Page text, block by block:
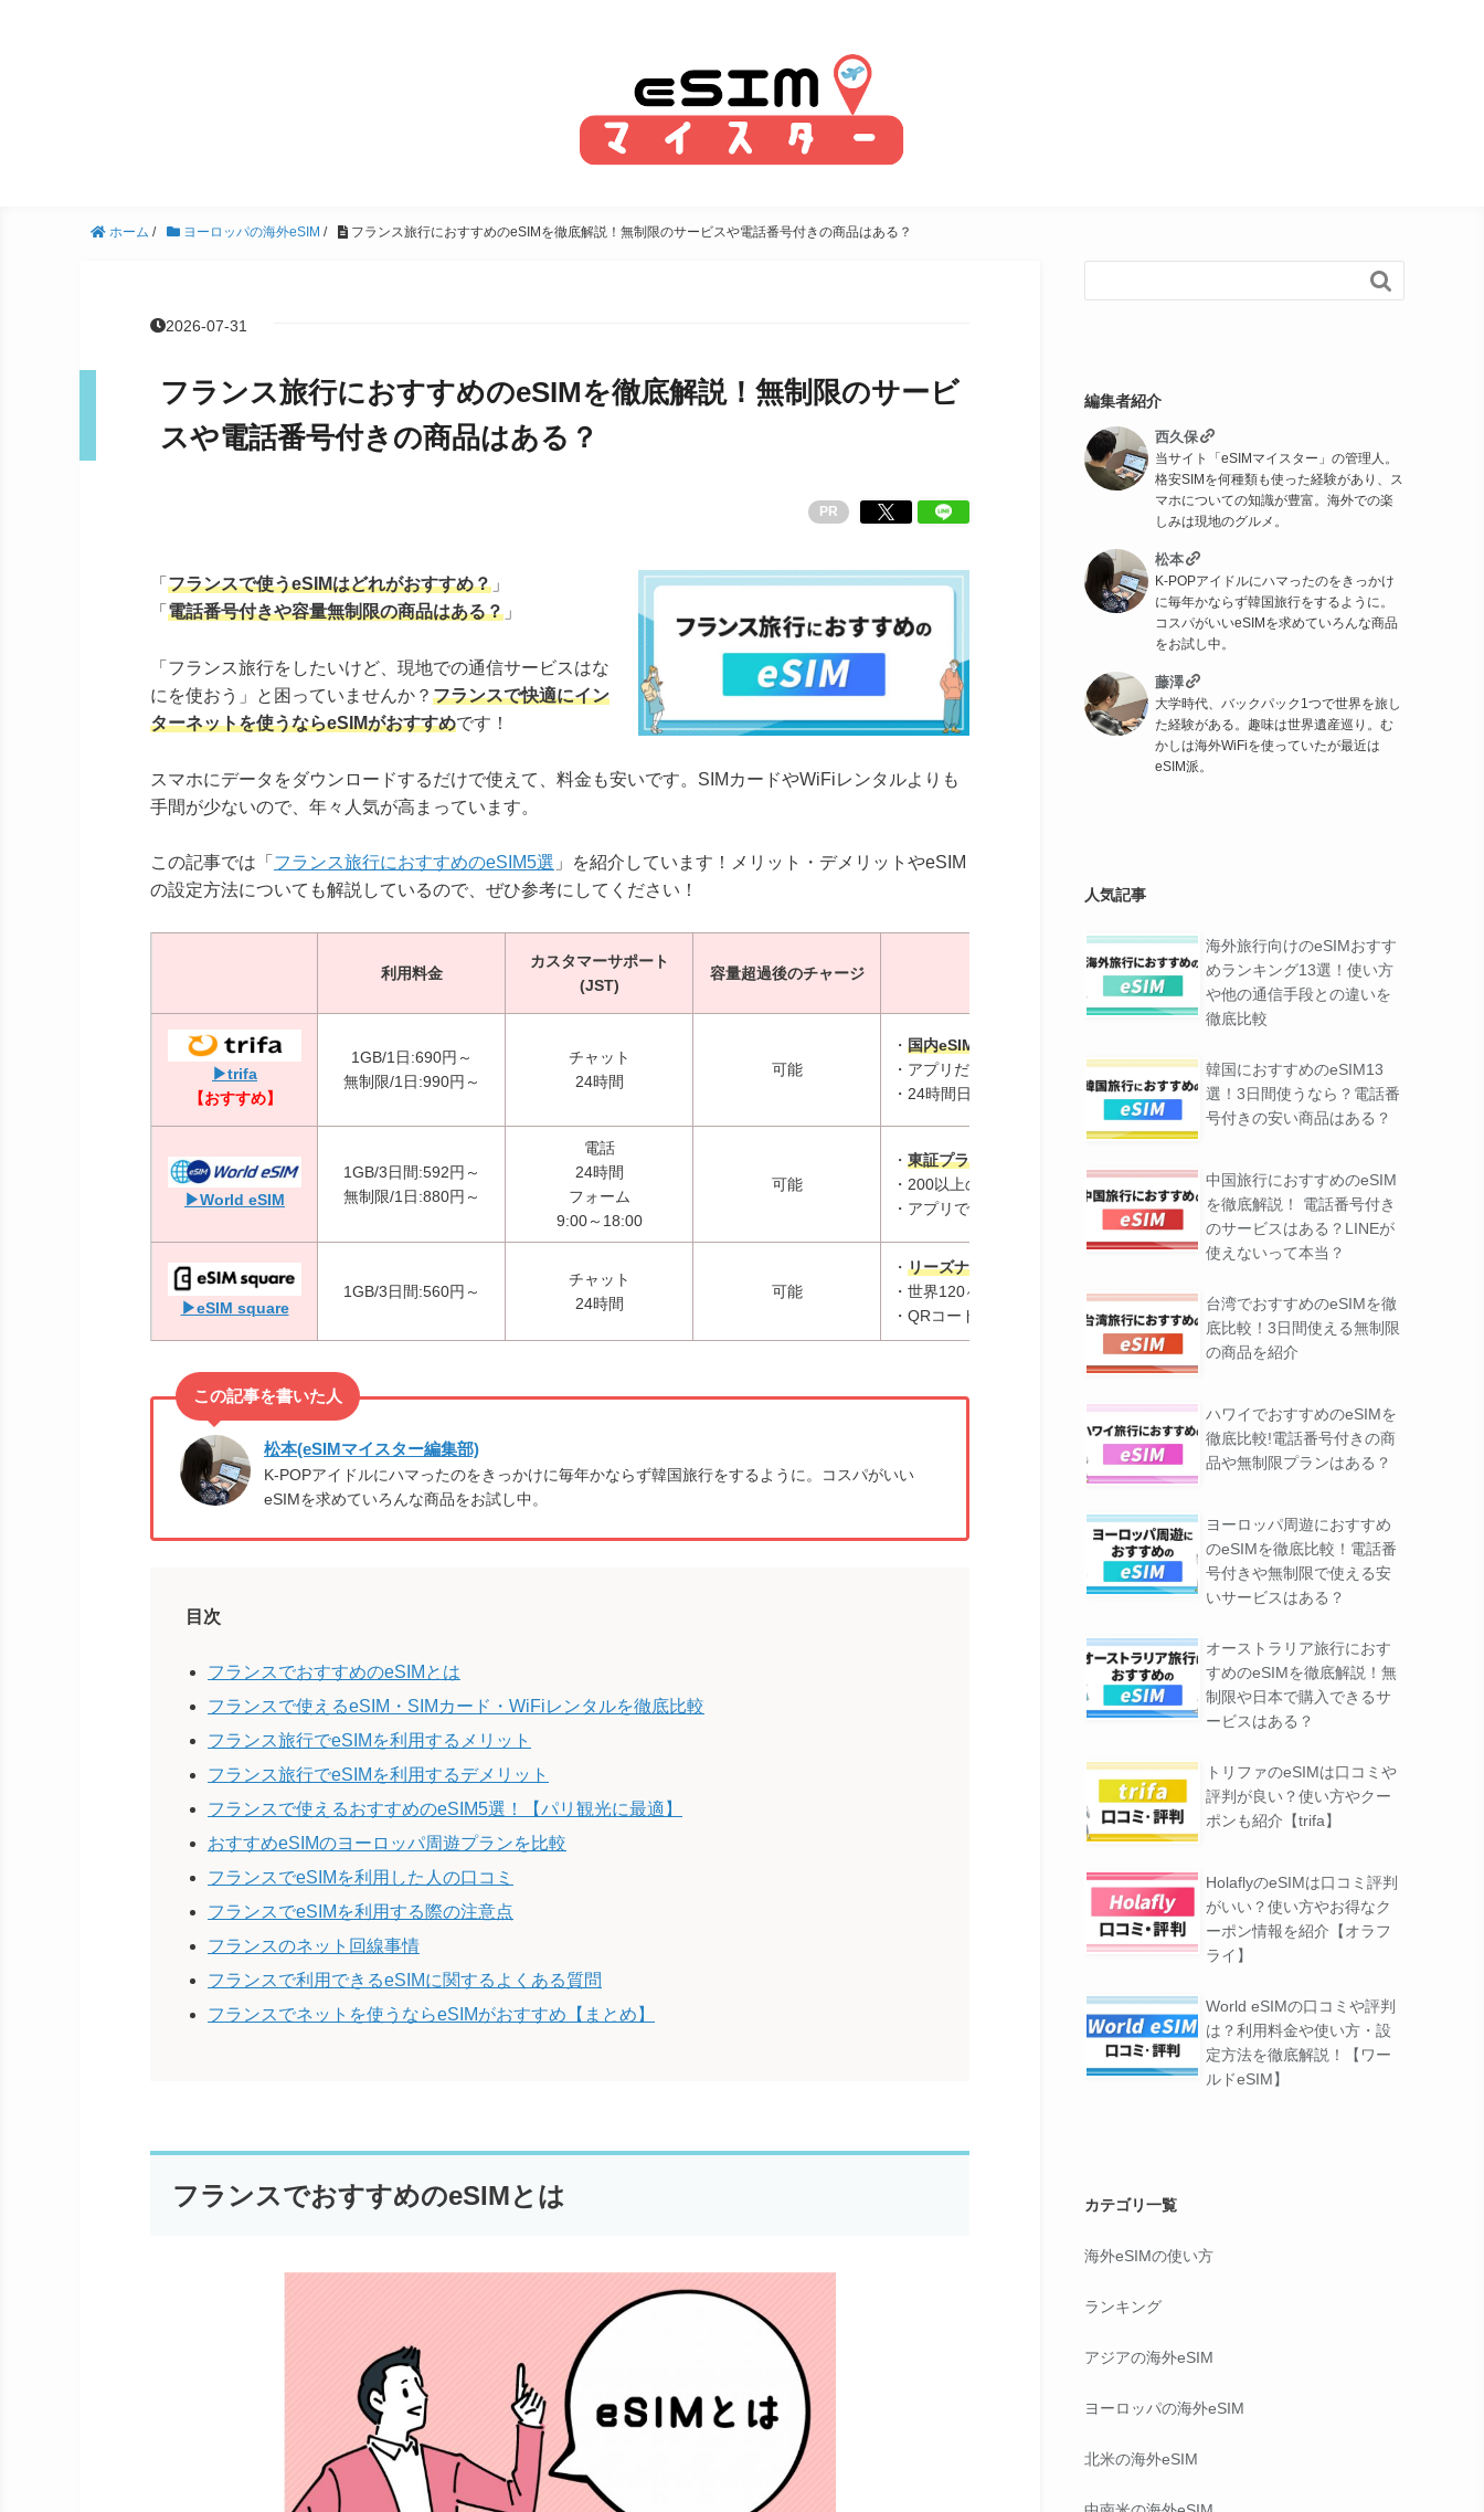
ホーム / ヨーロッパの海外eSIM / フランス旅行におすすめのeSIMを徹底解説！無制限のサービスや電話番号付きの商品はある？
2026-07-31
フランス旅行におすすめのeSIMを徹底解説！無制限のサービ
スや電話番号付きの商品はある？
PR
「 フランスで使うeSIMはどれがおすすめ？ 」
「 電話番号付きや容量無制限の商品はある？ 」
「フランス旅行をしたいけど、現地での通信サービスはな
にを使おう」と困っていませんか？ フランスで快適にイン
ターネットを使うならeSIMがおすすめです！
スマホにデータをダウンロードするだけで使えて、料金も安いです。SIMカードやWiFiレンタルよりも
手間が少ないので、年々人気が高まっています。
この記事では「 フランス旅行におすすめのeSIM5選 」を紹介しています！メリット・デメリットやeSIM
の設定方法についても解説しているので、ぜひ参考にしてください！
利用料金
カスタマーサポート
(JST)
容量超過後のチャージ 公式サイト
▶trifa
【おすすめ】
1GB/1日:690円～
無制限/1日:990円～
チャット
24時間
可能
・ 国内eSIMアプリDL数No.1
・アプリだけで簡単手続き
・24時間日本語サポート
DLはこちら
▶World eSIM
1GB/3日間:592円～
無制限/1日:880円～
電話
24時間
フォーム
9:00～18:00
可能
・ 東証プライム企業が運営
・200以上の国と地域に対応
・アプリで容量管理ができる
公式サイトはこちら
▶eSIM square
1GB/3日間:560円～
チャット
24時間
可能
・ リーズナブルな料金設定
・世界120ヶ国で使える
・QRコード決済で購入可能
松本(eSIMマイスター編集部)
K-POPアイドルにハマったのをきっかけに毎年かならず韓国旅行をするように。コスパがいい
eSIMを求めていろんな商品をお試し中。
目次
フランスでおすすめのeSIMとは
フランスで使えるeSIM・SIMカード・WiFiレンタルを徹底比較
フランス旅行でeSIMを利用するメリット
フランス旅行でeSIMを利用するデメリット
フランスで使えるおすすめのeSIM5選！【パリ観光に最適】
おすすめeSIMのヨーロッパ周遊プランを比較
フランスでeSIMを利用した人の口コミ
フランスでeSIMを利用する際の注意点
フランスのネット回線事情
フランスで利用できるeSIMに関するよくある質問
フランスでネットを使うならeSIMがおすすめ【まとめ】
フランスでおすすめのeSIMとは

編集者紹介
西久保
当サイト「eSIMマイスター」の管理人。
格安SIMを何種類も使った経験があり、ス
マホについての知識が豊富。海外での楽
しみは現地のグルメ。
松本
K-POPアイドルにハマったのをきっかけ
に毎年かならず韓国旅行をするように。
コスパがいいeSIMを求めていろんな商品
をお試し中。
藤澤
大学時代、バックパック1つで世界を旅し
た経験がある。趣味は世界遺産巡り。む
かしは海外WiFiを使っていたが最近は
eSIM派。
人気記事
海外旅行向けのeSIMおすす
めランキング13選！使い方
や他の通信手段との違いを
徹底比較
韓国におすすめのeSIM13
選！3日間使うなら？電話番
号付きの安い商品はある？
中国旅行におすすめのeSIM
を徹底解説！ 電話番号付き
のサービスはある？LINEが
使えないって本当？
台湾でおすすめのeSIMを徹
底比較！3日間使える無制限
の商品を紹介
ハワイでおすすめのeSIMを
徹底比較!電話番号付きの商
品や無制限プランはある？
ヨーロッパ周遊におすすめ
のeSIMを徹底比較！電話番
号付きや無制限で使える安
いサービスはある？
オーストラリア旅行におす
すめのeSIMを徹底解説！無
制限や日本で購入できるサ
ービスはある？
トリファのeSIMは口コミや
評判が良い？使い方やクー
ポンも紹介【trifa】
HolaflyのeSIMは口コミ評判
がいい？使い方やお得なク
ーポン情報を紹介【オラフ
ライ】
World eSIMの口コミや評判
は？利用料金や使い方・設
定方法を徹底解説！【ワー
ルドeSIM】
カテゴリ一覧
海外eSIMの使い方
ランキング
アジアの海外eSIM
ヨーロッパの海外eSIM
北米の海外eSIM